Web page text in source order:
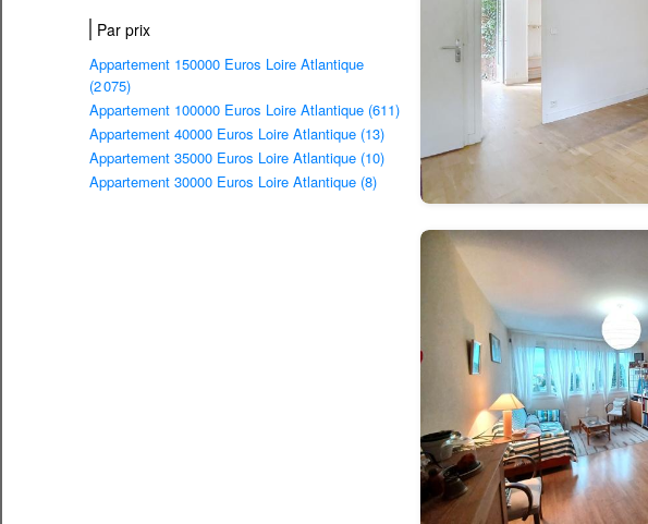
Par prix
Appartement 150000 Euros Loire Atlantique
(2 075)
Appartement 100000 Euros Loire Atlantique (611)
Appartement 40000 Euros Loire Atlantique (13)
Appartement 35000 Euros Loire Atlantique (10)
Appartement 30000 Euros Loire Atlantique (8)